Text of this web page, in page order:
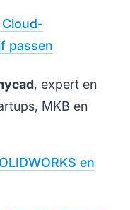
Cloud-
passen
, expert en
MKB en
en